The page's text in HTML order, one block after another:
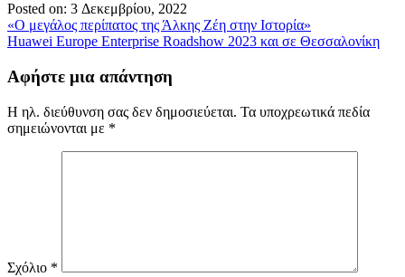
Posted on: 3 Δεκεμβρίου, 2022
Πλοήγηση
άρθρων
«Ο μεγάλος περίπατος της Άλκης Ζέη στην Ιστορία»
Huawei Europe Enterprise Roadshow 2023 και σε Θεσσαλονίκη
Αφήστε μια απάντηση
Η ηλ. διεύθυνση σας δεν δημοσιεύεται. Τα υποχρεωτικά πεδία
σημειώνονται με *
Σχόλιο *